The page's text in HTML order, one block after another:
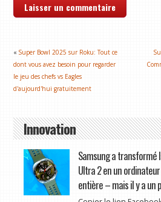
«Super Bowl 2025 sur Roku: Tout ce
dont vous avez besoin pour regarder
le jeu des chefs vs Eagles
d'aujourd'hui gratuitement
Innovation
Samsung a transformé
Ultra 2 en un
entière – mais il y a un